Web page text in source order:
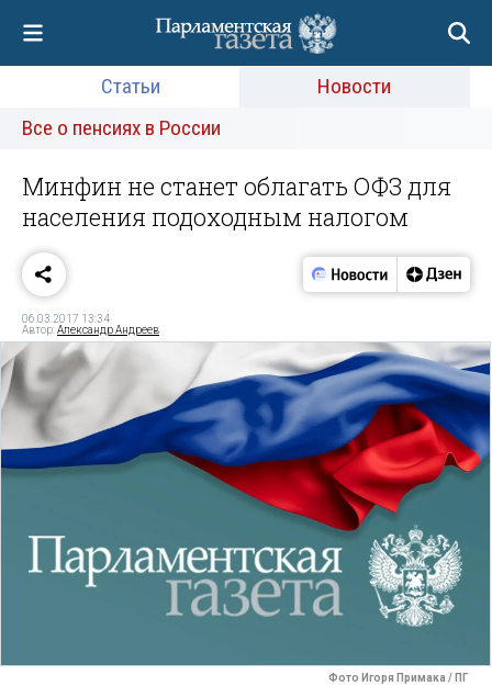
Статьи
Новости
Все о пенсиях в России
Минфин не станет облагать ОФЗ для
населения подоходным налогом
06.03.2017 13:34
Автор:Александр Андреев
Фото Игоря Примака / ПГ